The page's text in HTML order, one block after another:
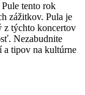
tento rok
zážitkov. Pula je
z týchto koncertov
Nezabudnite
a tipov na kultúrne